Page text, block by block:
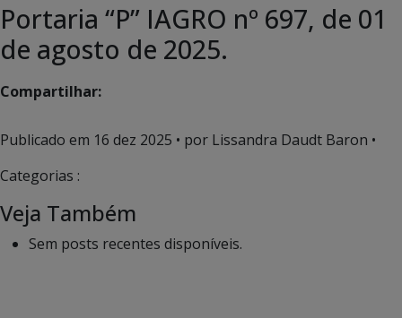
Portaria “P” IAGRO nº 697, de 01
de agosto de 2025.
Compartilhar:
Publicado em 16 dez 2025 • por Lissandra Daudt Baron •
Categorias :
Veja Também
Sem posts recentes disponíveis.